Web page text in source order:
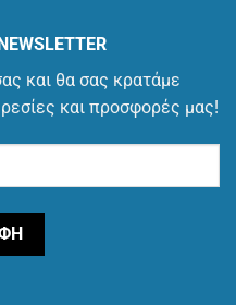
και θα σας κρατάμε
και προσφορές μας!